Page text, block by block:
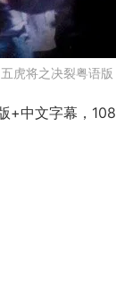
五虎将之决裂粤语版
中文字幕，